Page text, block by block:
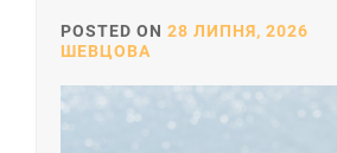
POSTED ON 28 ЛИПНЯ, 2026
ШЕВЦОВА